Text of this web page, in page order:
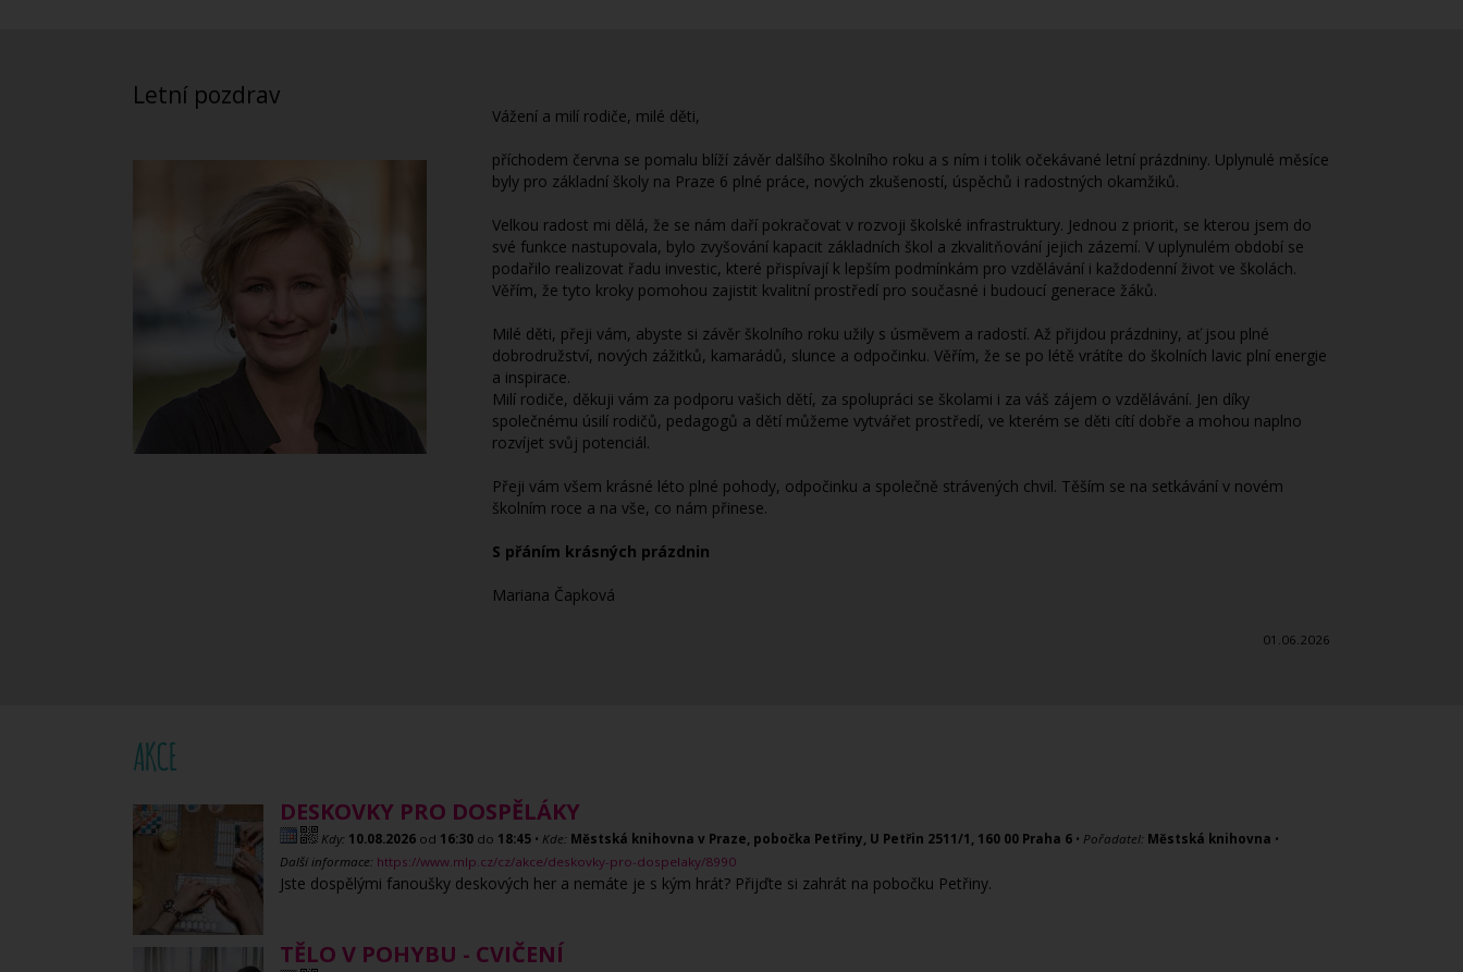
Letní pozdrav
Vážení a milí rodiče, milé děti,
příchodem června se pomalu blíží závěr dalšího školního roku a s ním i tolik očekávané letní prázdniny. Uplynulé měsíce
byly pro základní školy na Praze 6 plné práce, nových zkušeností, úspěchů i radostných okamžiků.
Velkou radost mi dělá, že se nám daří pokračovat v rozvoji školské infrastruktury. Jednou z priorit, se kterou jsem do
své funkce nastupovala, bylo zvyšování kapacit základních škol a zkvalitňování jejich zázemí. V uplynulém období se
podařilo realizovat řadu investic, které přispívají k lepším podmínkám pro vzdělávání i každodenní život ve školách.
Věřím, že tyto kroky pomohou zajistit kvalitní prostředí pro současné i budoucí generace žáků.
Milé děti, přeji vám, abyste si závěr školního roku užily s úsměvem a radostí. Až přijdou prázdniny, ať jsou plné
dobrodružství, nových zážitků, kamarádů, slunce a odpočinku. Věřím, že se po létě vrátíte do školních lavic plní energie
a inspirace.
Milí rodiče, děkuji vám za podporu vašich dětí, za spolupráci se školami i za váš zájem o vzdělávání. Jen díky
společnému úsilí rodičů, pedagogů a dětí můžeme vytvářet prostředí, ve kterém se děti cítí dobře a mohou naplno
rozvíjet svůj potenciál.
Přeji vám všem krásné léto plné pohody, odpočinku a společně strávených chvil. Těším se na setkávání v novém
školním roce a na vše, co nám přinese.
S přáním krásných prázdnin
Mariana Čapková
01.06.2026
AKCE
DESKOVKY PRO DOSPĚLÁKY
Kdy: 10.08.2026 od 16:30 do 18:45 • Kde: Městská knihovna v Praze, pobočka Petřiny, U Petřin 2511/1, 160 00 Praha 6 • Pořadatel: Městská knihovna •
Další informace: https://www.mlp.cz/cz/akce/deskovky-pro-dospelaky/8990
Jste dospělými fanoušky deskových her a nemáte je s kým hrát? Přijďte si zahrát na pobočku Petřiny.
TĚLO V POHYBU - CVIČENÍ